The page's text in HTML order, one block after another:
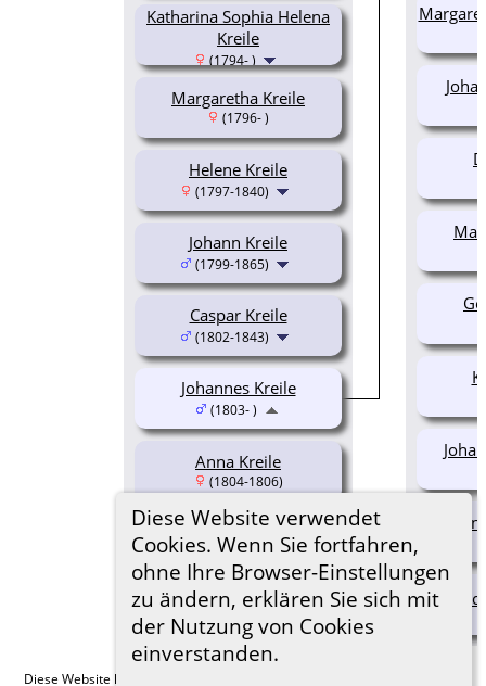
Diese Website verwendet
Cookies. Wenn Sie fortfahren,
ohne Ihre Browser-Einstellungen
zu ändern, erklären Sie sich mit
der Nutzung von Cookies
einverstanden.
Katharina Sophia Helena
Kreile
(1794- )
Margaretha Kreile
(1796- )
Helene Kreile
(1797-1840)
Johann Kreile
(1799-1865)
Caspar Kreile
(1802-1843)
Anna Kreile
(1804-1806)
Katharina Kreile
(1806-1847)
Johannes Kreile
(1803- )
Diese Website läuft mit